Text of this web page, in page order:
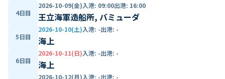
4日目
2026-10-09(金)入港: 09:00出港: 16:00
王立海軍造船所, バミューダ
5日目
2026-10-10(土)入港: -出港: -
海上
6日目
2026-10-11(日)入港: -出港: -
海上
2026-10-12(月)入港: -出港: -